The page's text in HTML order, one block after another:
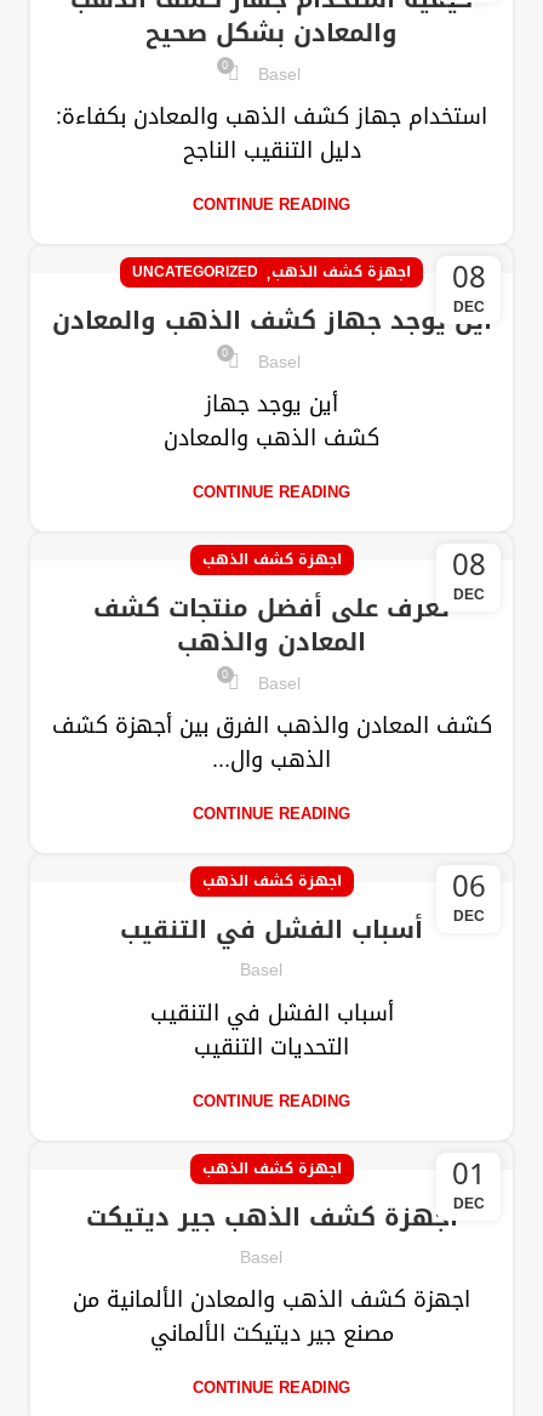
والمعادن بشكل صحيح
Basel
0
استخدام جهاز كشف الذهب والمعادن بكفاءة:
دليل التنقيب الناجح
CONTINUE READING
08
DEC
اجهزة كشف الذهب,
UNCATEGORIZED
أين يوجد جهاز كشف الذهب والمعادن
Basel
0
أين يوجد جهاز
كشف الذهب والمعادن
CONTINUE READING
08
DEC
اجهزة كشف الذهب
تعرف على أفضل منتجات كشف
المعادن والذهب
Basel
0
كشف المعادن والذهب الفرق بين أجهزة كشف
الذهب وال...
CONTINUE READING
06
DEC
اجهزة كشف الذهب
أسباب الفشل في التنقيب
Basel
أسباب الفشل في التنقيب
التحديات التنقيب
CONTINUE READING
01
DEC
اجهزة كشف الذهب
أجهزة كشف الذهب جير ديتيكت
Basel
اجهزة كشف الذهب والمعادن الألمانية من
مصنع جير ديتيكت الألماني
CONTINUE READING